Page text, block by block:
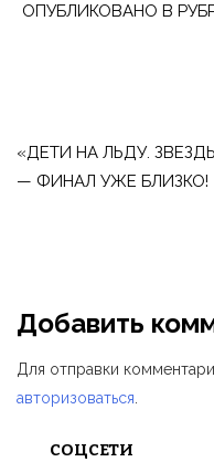
ОПУБЛИКОВАНО В
по
записям
«ДЕТИ НА ЛЬДУ.
— ФИНАЛ УЖЕ БЛИЗКО!
Добавить
Для отправки
авторизоваться.
СОЦСЕТИ